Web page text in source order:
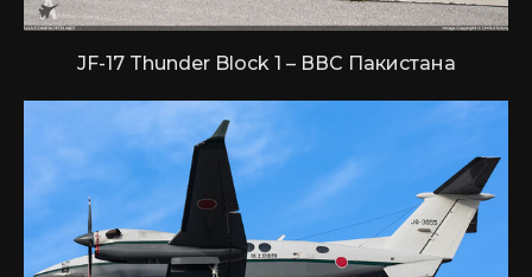
JF-17 Thunder Block 1 – ВВС Пакистана